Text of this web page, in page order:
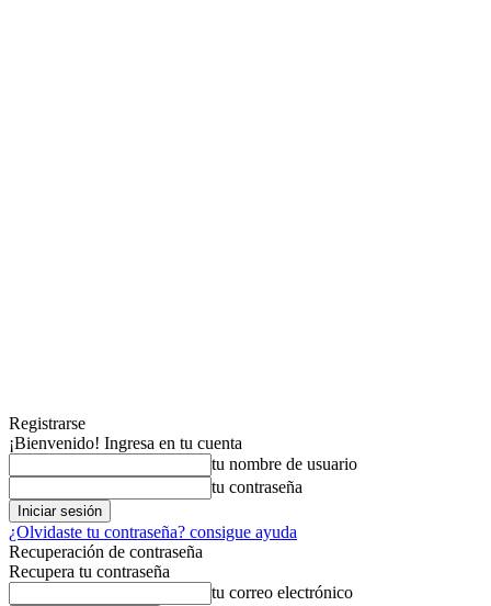
Registrarse
¡Bienvenido! Ingresa en tu cuenta
tu nombre de usuario
tu contraseña
¿Olvidaste tu contraseña? consigue ayuda
Recuperación de contraseña
Recupera tu contraseña
tu correo electrónico